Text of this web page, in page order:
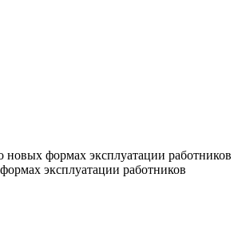
новых формах эксплуатации работников